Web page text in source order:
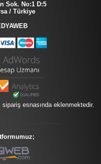
Sok. No:1 D:5
/ Türkiye
esnasında eklenmektedir.